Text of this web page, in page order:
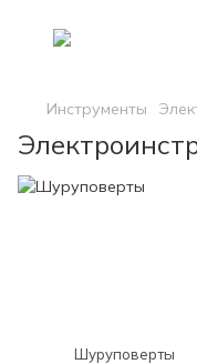
Инструменты
Шуруповерты